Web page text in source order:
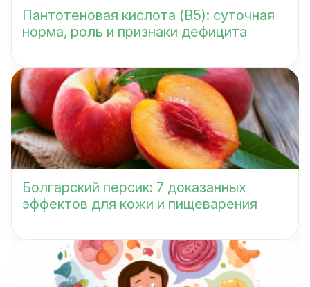
Пантотеновая кислота (B5): суточная
норма, роль и признаки дефицита
Болгарский персик: 7 доказанных
эффектов для кожи и пищеварения